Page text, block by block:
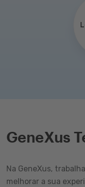
GeneXus
Na GeneXus,
melhorar a sua